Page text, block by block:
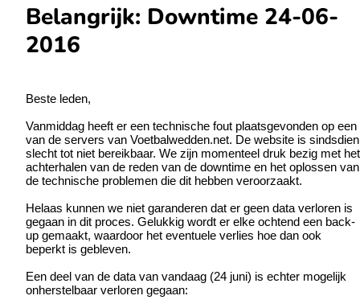
Belangrijk: Downtime 24-06-
2016
Beste leden,
Vanmiddag heeft er een technische fout plaatsgevonden op een
van de servers van Voetbalwedden.net. De website is sindsdien
slecht tot niet bereikbaar. We zijn momenteel druk bezig met het
achterhalen van de reden van de downtime en het oplossen van
de technische problemen die dit hebben veroorzaakt.
Helaas kunnen we niet garanderen dat er geen data verloren is
gegaan in dit proces. Gelukkig wordt er elke ochtend een back-
up gemaakt, waardoor het eventuele verlies hoe dan ook
beperkt is gebleven.
Een deel van de data van vandaag (24 juni) is echter mogelijk
onherstelbaar verloren gegaan: